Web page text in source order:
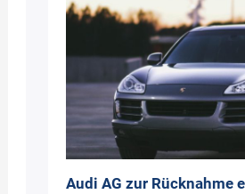
Audi AG zur Rücknahme